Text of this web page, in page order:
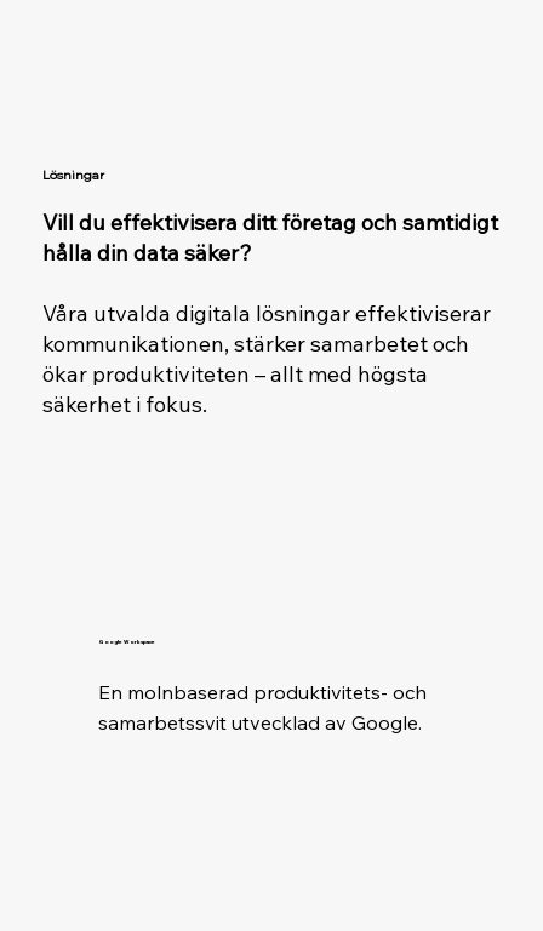
Lösningar
Vill du effektivisera ditt företag och samtidigt
hålla din data säker?
Våra utvalda digitala lösningar effektiviserar
kommunikationen, stärker samarbetet och
ökar produktiviteten – allt med högsta
säkerhet i fokus.
Google Workspace
En molnbaserad produktivitets- och
samarbetssvit utvecklad av Google.